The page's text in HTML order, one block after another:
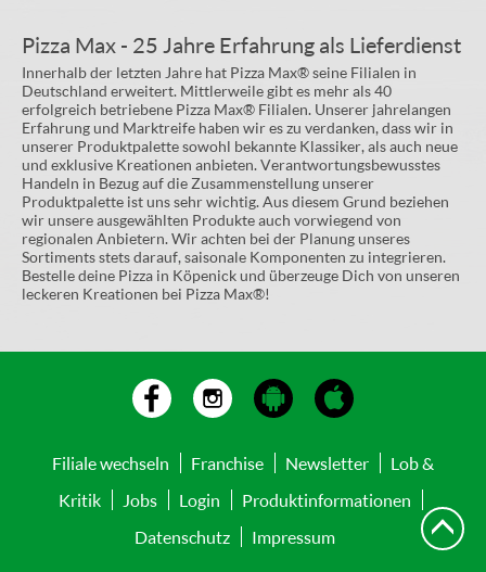
Pizza Max - 25 Jahre Erfahrung als Lieferdienst
Innerhalb der letzten Jahre hat Pizza Max® seine Filialen in
Deutschland erweitert. Mittlerweile gibt es mehr als 40
erfolgreich betriebene Pizza Max® Filialen. Unserer jahrelangen
Erfahrung und Marktreife haben wir es zu verdanken, dass wir in
unserer Produktpalette sowohl bekannte Klassiker, als auch neue
und exklusive Kreationen anbieten. Verantwortungsbewusstes
Handeln in Bezug auf die Zusammenstellung unserer
Produktpalette ist uns sehr wichtig. Aus diesem Grund beziehen
wir unsere ausgewählten Produkte auch vorwiegend von
regionalen Anbietern. Wir achten bei der Planung unseres
Sortiments stets darauf, saisonale Komponenten zu integrieren.
Bestelle deine Pizza in Köpenick und überzeuge Dich von unseren
leckeren Kreationen bei Pizza Max®!
Filiale wechseln Franchise Newsletter
Lob &
Kritik
Jobs Login
Produktinformationen
Datenschutz
Impressum